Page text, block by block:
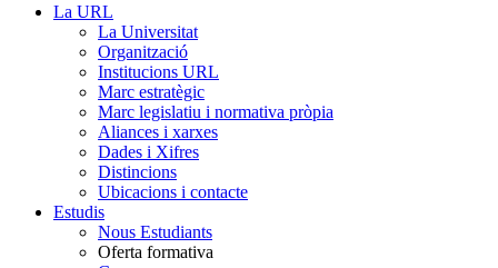
La URL
La Universitat
Organització
Institucions URL
Marc estratègic
Marc legislatiu i normativa pròpia
Aliances i xarxes
Dades i Xifres
Distincions
Ubicacions i contacte
Estudis
Nous Estudiants
Oferta formativa